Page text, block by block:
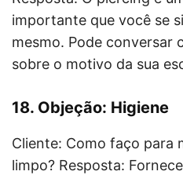
importante que você se
mesmo. Pode conversar
sobre o motivo da sua
18. Objeção: Higiene
Cliente: Como faço para
limpo? Resposta: